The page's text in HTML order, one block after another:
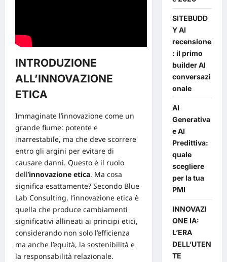
INTRODUZIONE
ALL’INNOVAZIONE
ETICA
Immaginate l’innovazione come un
grande fiume: potente e
inarrestabile, ma che deve scorrere
entro gli argini per evitare di
causare danni. Questo è il ruolo
dell’innovazione etica. Ma cosa
significa esattamente? Secondo Blue
Lab Consulting, l’innovazione etica è
quella che produce cambiamenti
significativi allineati ai principi etici,
considerando non solo l’efficienza
ma anche l’equità, la sostenibilità e
la responsabilità relazionale.
SITEBUDD
Y AI
recensione
: il primo
builder AI
conversazi
onale
AI
Generativa
e AI
Predittiva:
quale
scegliere
per la tua
PMI
INNOVAZI
ONE IA:
L’ERA
DELL’UTEN
TE